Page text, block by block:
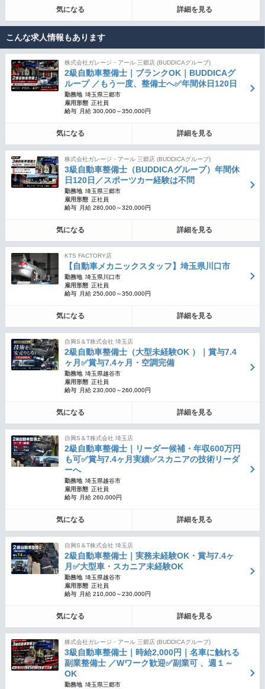
気になる 詳細を見る
こんな求人情報もあります
株式会社ガレージ・アール 三郷店 (BUDDICAグループ)
2級自動車整備士｜ブランクOK｜BUDDICAグ
ループ ／もう一度、整備士へ✅年間休日120日
勤務地 埼玉県三郷市
雇用形態 正社員
給与
月給 300,000～350,000円
気になる 詳細を見る
株式会社ガレージ・アール 三郷店 (BUDDICAグループ)
3級自動車整備士（BUDDICAグループ）年間休
日120日／スポーツカー経験は不問
勤務地 埼玉県三郷市
雇用形態 正社員
給与
月給 280,000～320,000円
気になる 詳細を見る
KTS FACTORY店
【自動車メカニックスタッフ】埼玉県川口市
勤務地 埼玉県川口市
雇用形態 正社員
給与
月給 250,000～350,000円
気になる 詳細を見る
自興S＆T株式会社 埼玉店
2級自動車整備士（大型未経験OK ）｜賞与7.4
ヶ月✅賞与7.4ヶ月・空調完備
勤務地 埼玉県越谷市
雇用形態 正社員
給与
月給 230,000～260,000円
気になる 詳細を見る
自興S＆T株式会社 埼玉店
2級自動車整備士｜リーダー候補・年収600万円
も可✅賞与7.4ヶ月実績✅スカニアの技術リーダ
ーへ
勤務地 埼玉県越谷市
雇用形態 正社員
給与
月給 260,000円
気になる 詳細を見る
自興S＆T株式会社 埼玉店
2級自動車整備士｜実務未経験OK・賞与7.4ヶ
月✅大型車・スカニア未経験OK
勤務地 埼玉県越谷市
雇用形態 正社員
給与
月給 210,000～230,000円
気になる 詳細を見る
株式会社ガレージ・アール 三郷店 (BUDDICAグループ)
3級自動車整備士｜時給2,000円｜名車に触れる
副業整備士 ／Wワーク歓迎✅副業可 、週１～
OK
勤務地 埼玉県三郷市